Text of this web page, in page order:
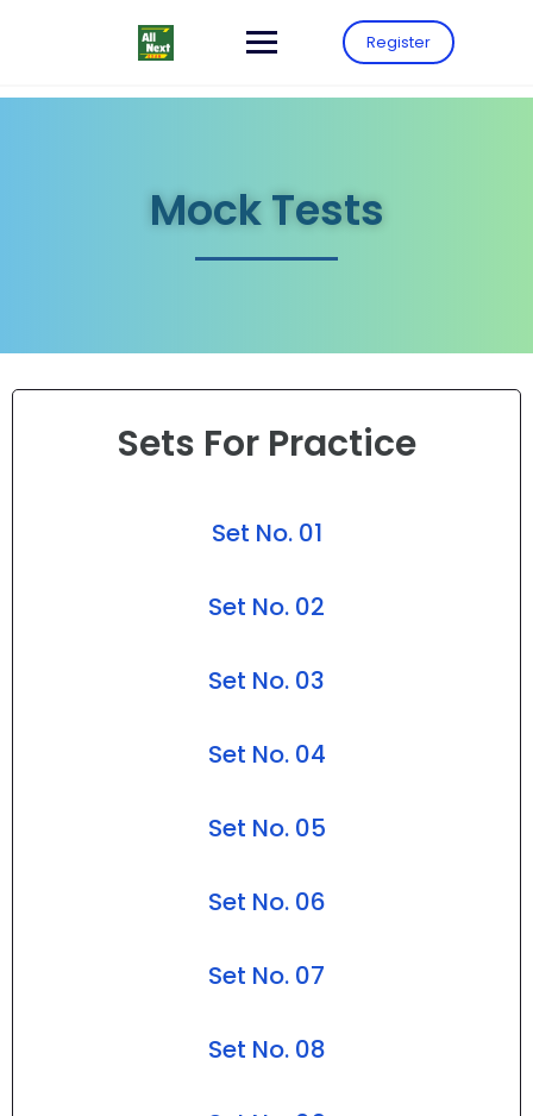
Register
Mock Tests
Sets For Practice
Set No. 01
Set No. 02
Set No. 03
Set No. 04
Set No. 05
Set No. 06
Set No. 07
Set No. 08